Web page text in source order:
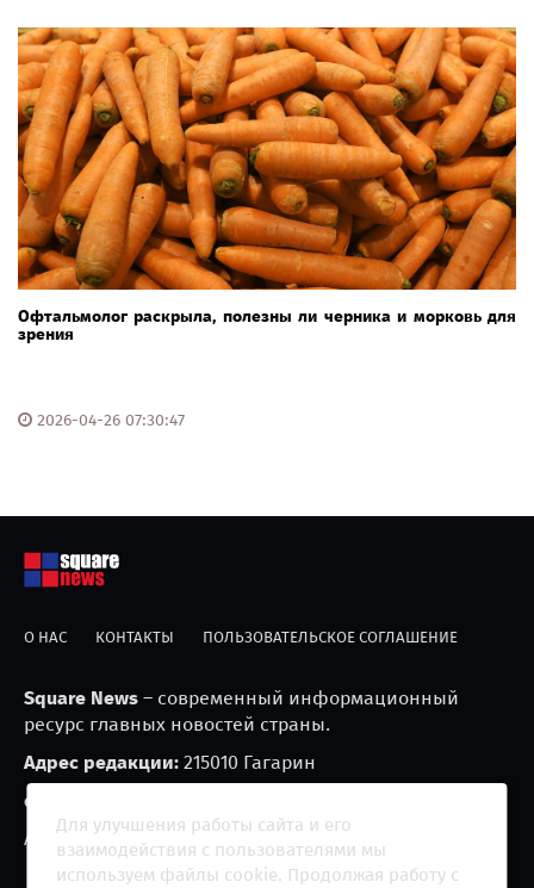
Офтальмолог раскрыла, полезны ли черника и морковь для
зрения
2026-04-26 07:30:47
О НАС КОНТАКТЫ ПОЛЬЗОВАТЕЛЬСКОЕ СОГЛАШЕНИЕ
Square News – современный информационный
ресурс главных новостей страны.
Адрес редакции: 215010 Гагарин
e-mail:
Агрегатор новостей «Square news» (18+)
Для улучшения работы сайта и его
взаимодействия с пользователями мы
используем файлы cookie. Продолжая работу с